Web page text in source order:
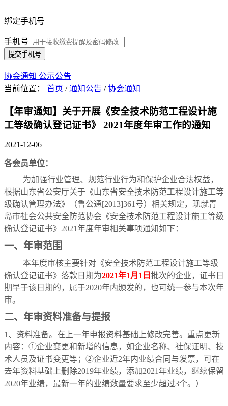
绑定手机号
手机号
提交手机号
协会通知 公示公告
当前位置： 首页 / 通知公告 /协会通知
【年审通知】关于开展《安全技术防范工程设计施
工等级确认登记证书》 2021年度年审工作的通知
2021-12-06
各会员单位：
为加强行业管理、规范行业行为和保护企业合法权益，
根据山东省公安厅关于《山东省安全技术防范工程设计施工等
级确认管理办法》（鲁公通[2013]361号）相关规定，现就青
岛市社会公共安全防范协会《安全技术防范工程设计施工等级
确认登记证书》2021年度年审相关事项通知如下：
一、 年审范围
本年度审核主要针对《安全技术防范工程设计施工等级
确认登记证书》落款日期为2021年1月1日 批次的企业，证书日
期早于该日期的，属于2020年内颁发的，也可统一参与本次年
审。
二、 年审资料准备与提报
1、 资料准备。 在上一年申报资料基础上修改完善。重点更新
内容：①企业变更和新增的信息 ，如企业名称、社保证明、技
术人员及证书变更等；②企业近2年内业绩合同与发票，可在
去年资料基础上删除2019年业绩，添加2021年业绩，继续保留
2020年业绩，最新一年的业绩数量要求至少超过3个。 ）